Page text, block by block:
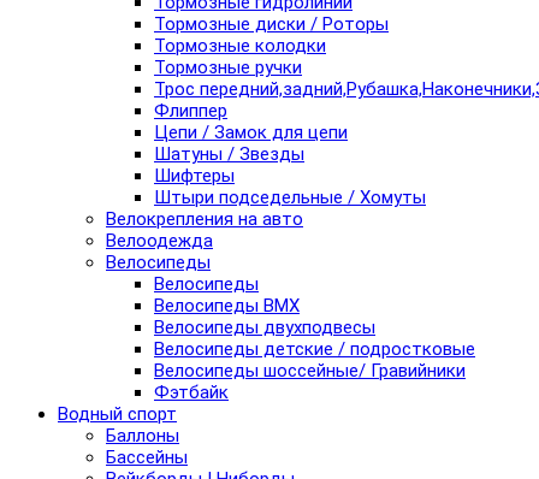
Тормозные диски / Роторы
Тормозные колодки
Тормозные ручки
Трос
Флиппер
Цепи / Замок для цепи
Шатуны / Звезды
Шифтеры
Штыри подседельные / Хомуты
Велокрепления на авто
Велоодежда
Велосипеды
Велосипеды
Велосипеды BMX
Велосипеды двухподвесы
Велосипеды детские / подростковые
Велосипеды шоссейные/ Гравийники
Фэтбайк
Водный спорт
Баллоны
Бассейны